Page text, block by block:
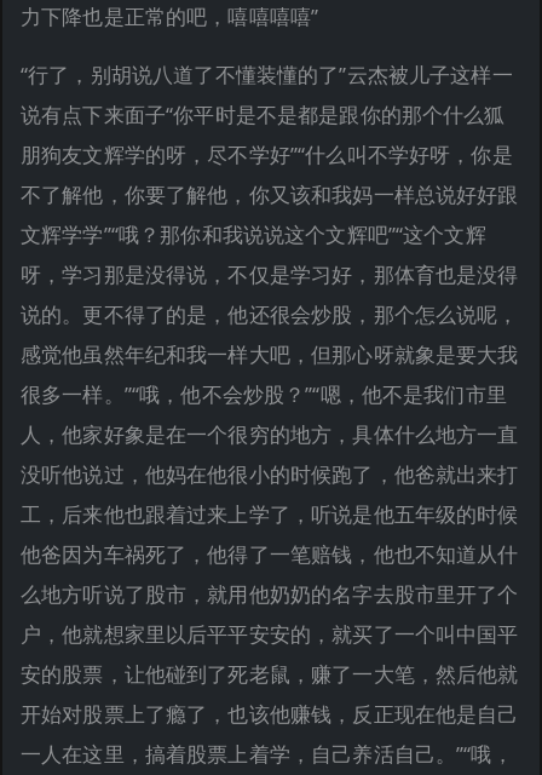
力下降也是正常的吧，嘻嘻嘻嘻”
“行了，别胡说八道了不懂装懂的了”云杰被儿子这样一
说有点下来面子“你平时是不是都是跟你的那个什么狐
朋狗友文辉学的呀，尽不学好”“什么叫不学好呀，你是
不了解他，你要了解他，你又该和我妈一样总说好好跟
文辉学学”“哦？那你和我说说这个文辉吧”“这个文辉
呀，学习那是没得说，不仅是学习好，那体育也是没得
说的。更不得了的是，他还很会炒股，那个怎么说呢，
感觉他虽然年纪和我一样大吧，但那心呀就象是要大我
很多一样。”“哦，他不会炒股？”“嗯，他不是我们市里
人，他家好象是在一个很穷的地方，具体什么地方一直
没听他说过，他妈在他很小的时候跑了，他爸就出来打
工，后来他也跟着过来上学了，听说是他五年级的时候
他爸因为车祸死了，他得了一笔赔钱，他也不知道从什
么地方听说了股市，就用他奶奶的名字去股市里开了个
户，他就想家里以后平平安安的，就买了一个叫中国平
安的股票，让他碰到了死老鼠，赚了一大笔，然后他就
开始对股票上了瘾了，也该他赚钱，反正现在他是自己
一人在这里，搞着股票上着学，自己养活自己。”“哦，